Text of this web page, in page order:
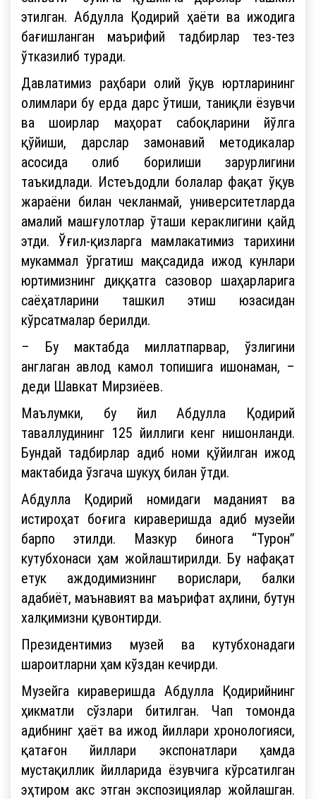
этилган. Абдулла Қодирий ҳаёти ва ижодига
бағишланган маърифий тадбирлар тез-тез
ўтказилиб туради.
Давлатимиз раҳбари олий ўқув юртларининг
олимлари бу ерда дарс ўтиши, таниқли ёзувчи
ва шоирлар маҳорат сабоқларини йўлга
қўйиши, дарслар замонавий методикалар
асосида олиб борилиши зарурлигини
таъкидлади. Истеъдодли болалар фақат ўқув
жараёни билан чекланмай, университетларда
амалий машғулотлар ўташи кераклигини қайд
этди. Ўғил-қизларга мамлакатимиз тарихини
мукаммал ўргатиш мақсадида ижод кунлари
юртимизнинг диққатга сазовор шаҳарларига
саёҳатларини ташкил этиш юзасидан
кўрсатмалар берилди.
– Бу мактабда миллатпарвар, ўзлигини
англаган авлод камол топишига ишонаман, –
деди Шавкат Мирзиёев.
Маълумки, бу йил Абдулла Қодирий
таваллудининг 125 йиллиги кенг нишонланди.
Бундай тадбирлар адиб номи қўйилган ижод
мактабида ўзгача шукуҳ билан ўтди.
Абдулла Қодирий номидаги маданият ва
истироҳат боғига кираверишда адиб музейи
барпо этилди. Мазкур бинога “Турон”
кутубхонаси ҳам жойлаштирилди. Бу нафақат
етук аждодимизнинг ворислари, балки
адабиёт, маънавият ва маърифат аҳлини, бутун
халқимизни қувонтирди.
Президентимиз музей ва кутубхонадаги
шароитларни ҳам кўздан кечирди.
Музейга кираверишда Абдулла Қодирийнинг
ҳикматли сўзлари битилган. Чап томонда
адибнинг ҳаёт ва ижод йиллари хронологияси,
қатағон йиллари экспонатлари ҳамда
мустақиллик йилларида ёзувчига кўрсатилган
эҳтиром акс этган экспозициялар жойлашган.